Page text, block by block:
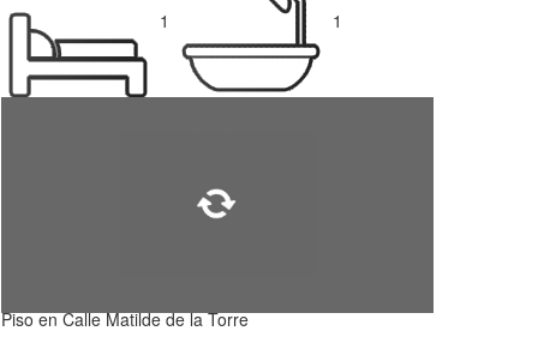
1 1
Piso en Calle Matilde de la Torre